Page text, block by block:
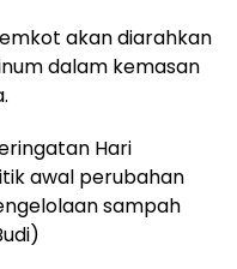
akan diarahkan
dalam kemasan
Hari
awal perubahan
sampah